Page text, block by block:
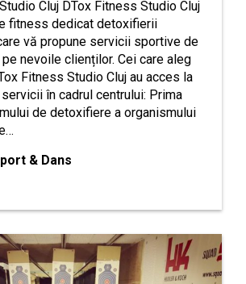
Cluj DTox Fitness Studio Cluj
fitness dedicat detoxifierii
vă propune servicii sportive de
nevoile clienților. Cei care aleg
Fitness Studio Cluj au acces la
în cadrul centrului: Prima
de detoxifiere a organismului
& Dans